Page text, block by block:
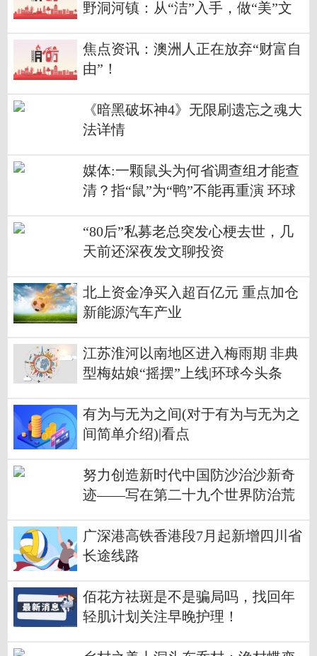
野洞河镇：从“洁”入手，做“美”文
焦点资讯：澳洲人正在放弃“财富自
由”！
《暗黑破坏神4》无限刷遗忘之魂大
法详情
媒体:一颗鼠头为何省调查组才能查
清？指“鼠”为“鸭”不能再重演 环球
“80后”私募老总突发心梗去世，几
天前还深夜发文聊投资
北上资金净买入超百亿元 重点加仓
新能源汽车产业
江苏淮河以南地区进入梅雨期 非典
型梅姑娘“摇摆”上线|环球今头条
有为与无为之间(对于有为与无为之
间简单介绍)|看点
努力创造新时代中国防沙治沙新奇
迹——写在第二十九个世界防治荒
广深港高铁香港段7月起新增四川省
长途线路
佰花方祛斑是不是骗局吗，找回年
轻肌计划关注早晚护理！